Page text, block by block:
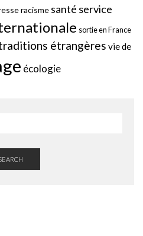
racisme santé service
sortie en France
étrangères vie de
écologie